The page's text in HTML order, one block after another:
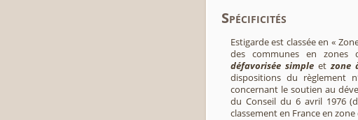
Spécificités
Estigarde est classée en «
des communes en zones
défavorisée simpleetzone
dispositions du règlement
concernant le soutien au
du Conseil du 6 avril 1976
classement en France en